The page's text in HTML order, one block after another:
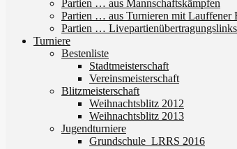
Partien … aus Mannschaftskämpfen
Partien … aus Turnieren mit Lauffener
Partien … Livepartienübertragungslinks
Turniere
Bestenliste
Stadtmeisterschaft
Vereinsmeisterschaft
Blitzmeisterschaft
Weihnachtsblitz 2012
Weihnachtsblitz 2013
Jugendturniere
Grundschule_LRRS 2016